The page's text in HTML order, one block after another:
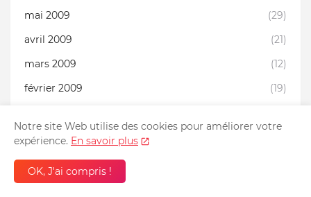
mai 2009
(29)
avril 2009
(21)
mars 2009
(12)
février 2009
(19)
décembre 2008
novembre 2008
octobre 2008
Notre site Web utilise des cookies pour améliorer votre
expérience. En savoir plus
OK, J'ai compris !